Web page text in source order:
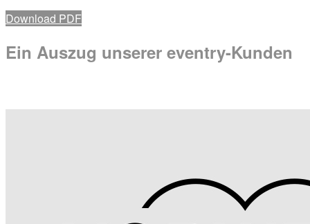
Download PDF
Ein Auszug unserer eventry-Kunden